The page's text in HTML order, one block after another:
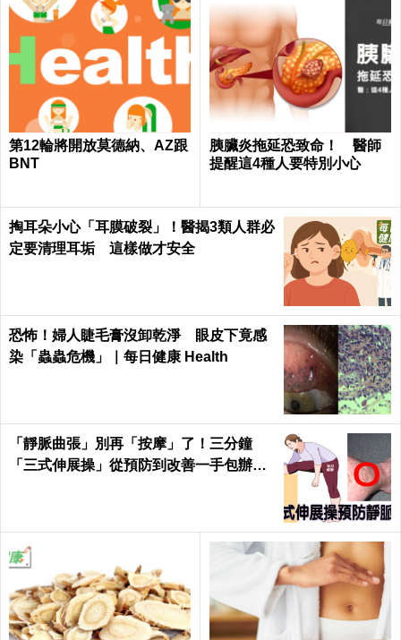
第12輪將開放莫德納、AZ跟
BNT
胰臟炎拖延恐致命！ 醫師
提醒這4種人要特別小心
掏耳朵小心「耳膜破裂」！醫揭3類人群必
定要清理耳垢 這樣做才安全
恐怖！婦人睫毛膏沒卸乾淨 眼皮下竟感
染「蟲蟲危機」｜每日健康 Health
「靜脈曲張」別再「按摩」了！三分鐘
「三式伸展操」從預防到改善一手包辦｜